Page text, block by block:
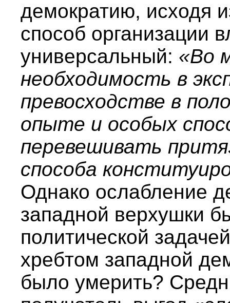
демократию, исходя
способ организации
универсальный: «Во
необходимость в
превосходстве в
опыте и особых
перевешивать
способа
Однако ослабление
западной верхушки
политической
хребтом западной
было умерить?